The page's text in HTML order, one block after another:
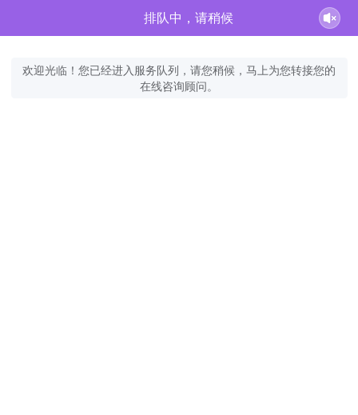
排队中，请稍候
欢迎光临！您已经进入服务队列，请您稍候，马上为您转接您的
在线咨询顾问。